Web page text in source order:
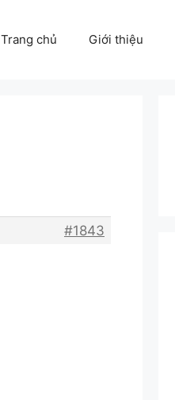
Trang chủ Giới thiệu
#1843